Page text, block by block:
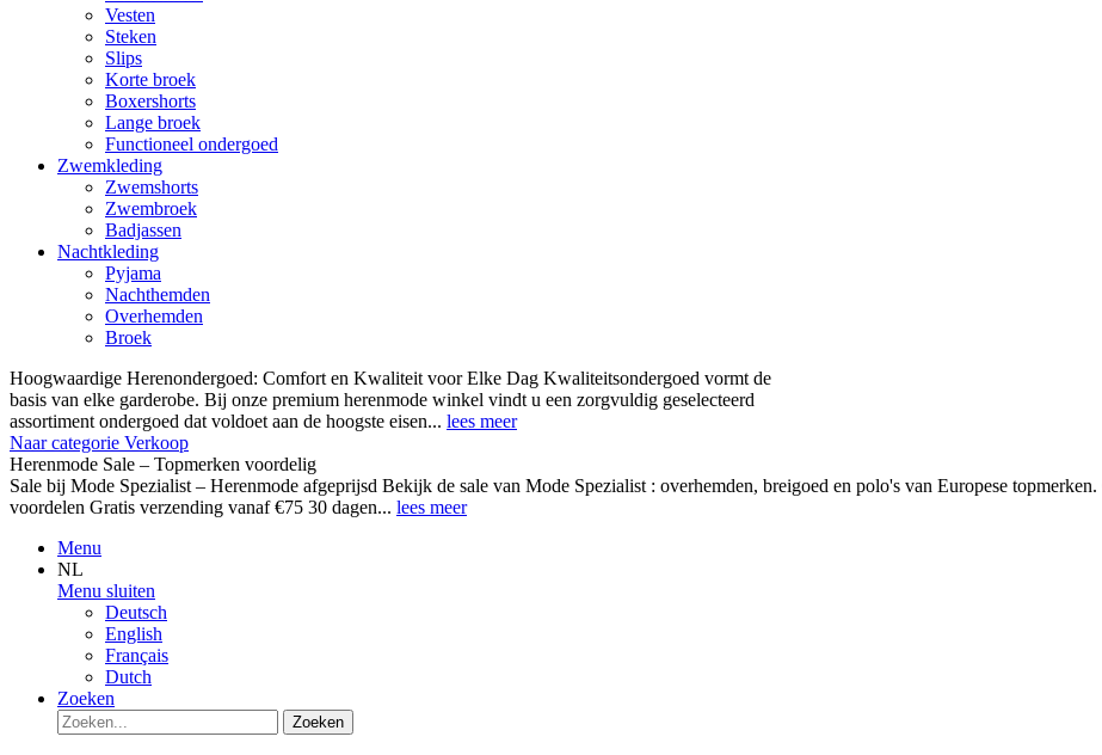
Vesten
Steken
Slips
Korte broek
Boxershorts
Lange broek
Functioneel ondergoed
Zwemkleding
Zwemshorts
Zwembroek
Badjassen
Nachtkleding
Pyjama
Nachthemden
Overhemden
Broek
Hoogwaardige Herenondergoed: Comfort en Kwaliteit voor Elke Dag Kwaliteitsondergoed vormt de
basis van elke garderobe. Bij onze premium herenmode winkel vindt u een zorgvuldig geselecteerd
assortiment ondergoed dat voldoet aan de hoogste eisen... lees meer
Naar categorie Verkoop
Herenmode Sale – Topmerken voordelig
Sale bij Mode Spezialist – Herenmode afgeprijsd Bekijk de sale van Mode Spezialist : overhemden, breigoed en polo's van Europese
voordelen Gratis verzending vanaf €75 30 dagen... lees meer
Menu
NL
Menu sluiten
Deutsch
English
Français
Dutch
Zoeken
Zoeken